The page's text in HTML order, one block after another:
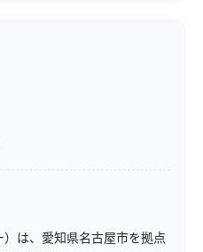
は、愛知県名古屋市を拠点